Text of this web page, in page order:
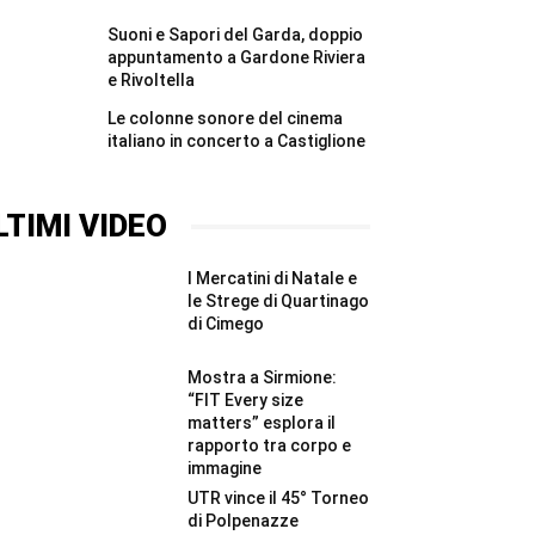
Suoni e Sapori del Garda, doppio
appuntamento a Gardone Riviera
e Rivoltella
Le colonne sonore del cinema
italiano in concerto a Castiglione
VIDEO
I Mercatini di Natale e
le Strege di Quartinago
di Cimego
Mostra a Sirmione:
“FIT Every size
matters” esplora il
rapporto tra corpo e
immagine
UTR vince il 45° Torneo
di Polpenazze